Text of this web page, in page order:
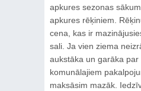
apkures sezonas
apkures rēķiniem.
cena, kas ir
sali. Ja vien ziema
aukstāka un garāka
komunālajiem
maksāsim mazāk.